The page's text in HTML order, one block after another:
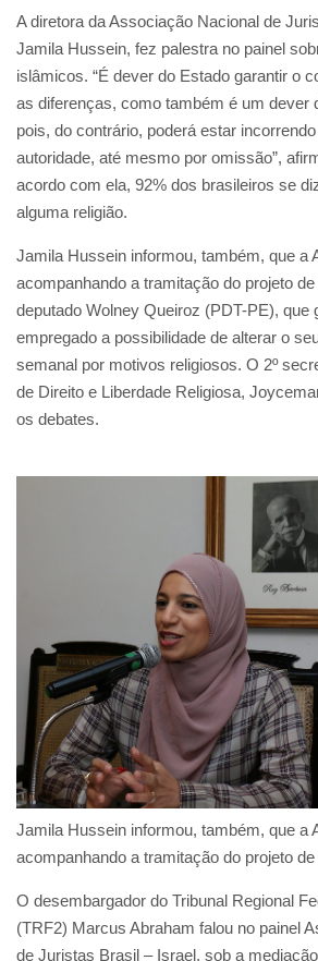
A diretora da Associação Nacional de
Jamila Hussein, fez palestra no painel
islâmicos. “É dever do Estado garantir o
as diferenças, como também é um dever
pois, do contrário, poderá estar
autoridade, até mesmo por omissão”,
acordo com ela, 92% dos brasileiros se
alguma religião.
Jamila Hussein informou, também, que a
acompanhando a tramitação do projeto
deputado Wolney Queiroz (PDT-PE), que
empregado a possibilidade de alterar o
semanal por motivos religiosos. O 2º
de Direito e Liberdade Religiosa,
os debates.
Jamila Hussein informou, também, que a
acompanhando a tramitação do projeto de
O desembargador do Tribunal Regional
(TRF2) Marcus Abraham falou no painel
de Juristas Brasil – Israel, sob a